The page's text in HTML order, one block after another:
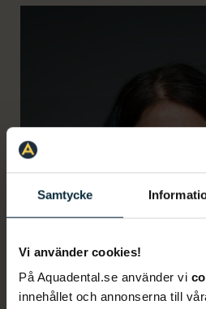
Samtycke
Vi använder cookies!
På Aquadental.se använder vi
innehållet och annonserna till